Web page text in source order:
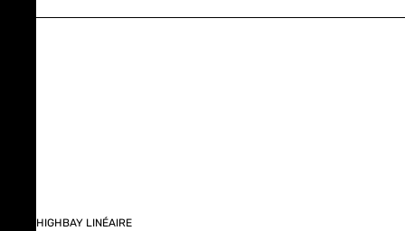
HIGHBAY LINÉAIRE